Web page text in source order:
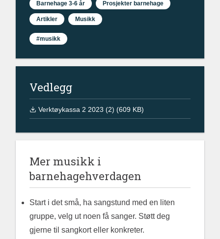
Barnehage 3-6 år Prosjekter barnehage
Artikler Musikk
#musikk
Vedlegg
Verktøykassa 2 2023 (2) (609 KB)
Mer musikk i
barnehagehverdagen
Start i det små, ha sangstund med en liten
gruppe, velg ut noen få sanger. Støtt deg
gjerne til sangkort eller konkreter.